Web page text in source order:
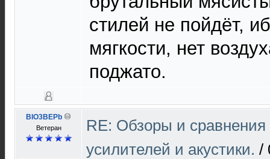
стилей не пойдёт,
мягкости, нет
поджато.
BIO3BEPb
Ветеран
RE: Обзоры и
усилителей и акустики. /